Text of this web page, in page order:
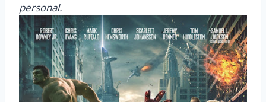
personal.